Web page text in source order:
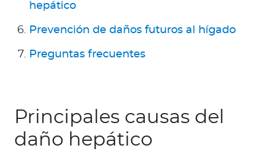
hepático
Prevención de daños futuros al hígado
Preguntas frecuentes
Principales causas del
daño hepático